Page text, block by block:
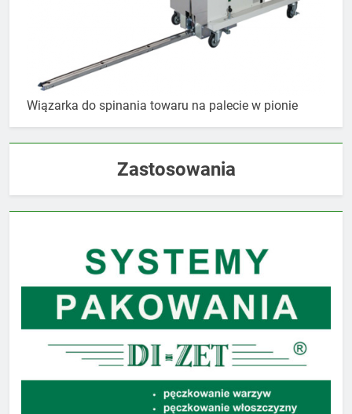
Wiązarka do spinania towaru na palecie w pionie
Zastosowania